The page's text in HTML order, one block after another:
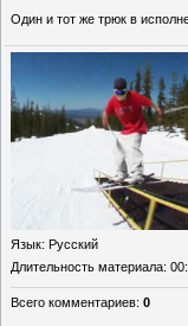
Один и тот же трюк в
Язык: Русский
Длительность материала:
Всего комментариев: 0